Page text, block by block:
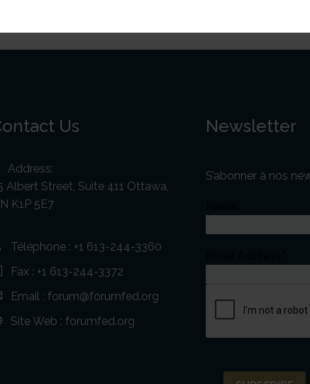
Us
Address:
Albert Street, Suite 411 Ottawa,
K1P 5E7
Téléphone : +1 613-244-3360
Fax : +1 613-244-3372
Email : forum@forumfed.org
Site Web : forumfed.org
Newsletter
S’abonner à nos